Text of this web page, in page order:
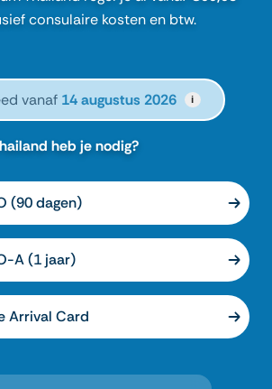
consulaire kosten en btw.
vanaf 14 augustus 2026 i
heb je nodig?
(90 dagen)
A (1 jaar)
Arrival Card